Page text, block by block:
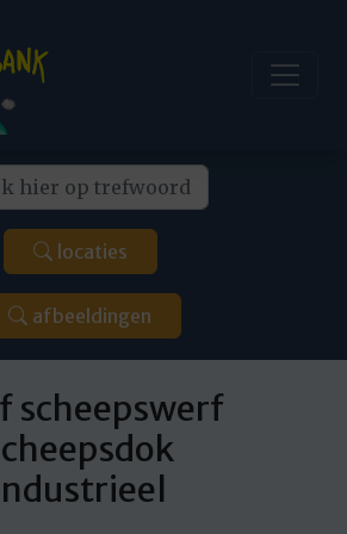
locaties
afbeeldingen
scheepswerf